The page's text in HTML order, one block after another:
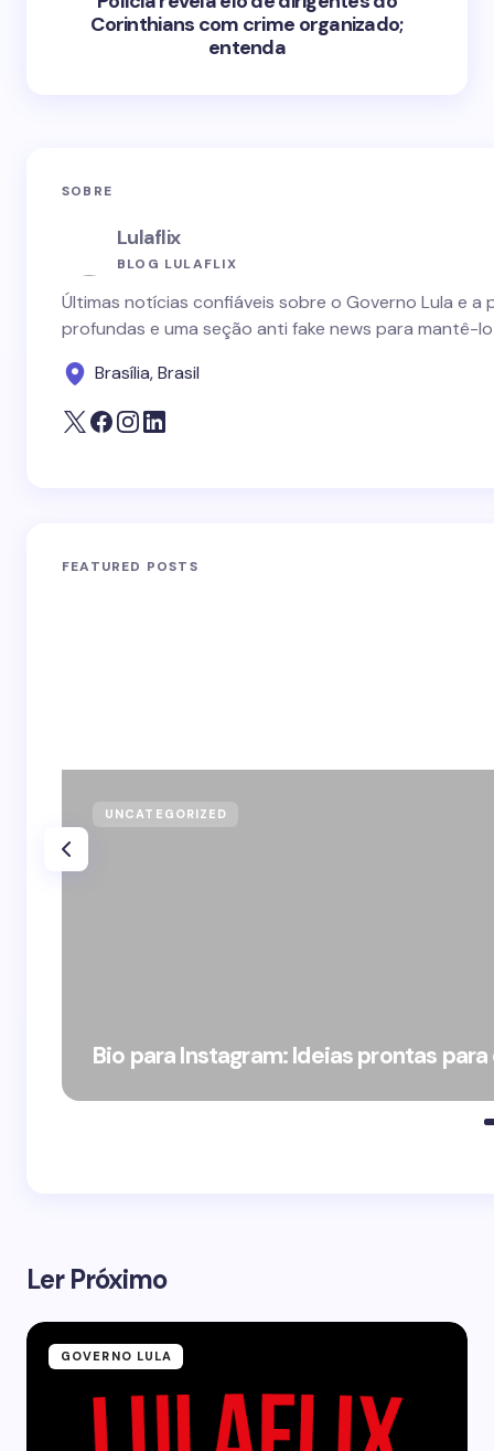
Corinthians com crime organizado;
entenda
SOBRE
Lulaflix
BLOG LULAFLIX
Últimas notícias confiáveis sobre o Governo Lula e
profundas e uma seção anti fake news para mantê-
Brasília, Brasil
FEATURED POSTS
UNCATEGORIZED
Bio para Instagram: Ideias prontas
Ler Próximo
GOVERNO LULA